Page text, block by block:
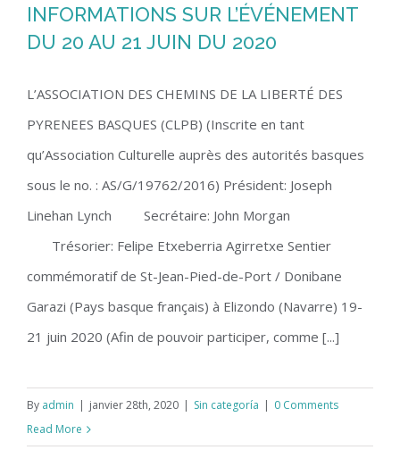
INFORMATIONS SUR L’ÉVÉNEMENT
DU 20 AU 21 JUIN DU 2020
L’ASSOCIATION DES CHEMINS DE LA LIBERTÉ DES
PYRENEES BASQUES (CLPB) (Inscrite en tant
qu’Association Culturelle auprès des autorités basques
sous le no. : AS/G/19762/2016) Président: Joseph
Linehan Lynch Secrétaire: John Morgan
Trésorier: Felipe Etxeberria Agirretxe Sentier
commémoratif de St-Jean-Pied-de-Port / Donibane
Garazi (Pays basque français) à Elizondo (Navarre) 19-
21 juin 2020 (Afin de pouvoir participer, comme [...]
By admin | janvier 28th, 2020 | Sin categoría | 0 Comments
Read More